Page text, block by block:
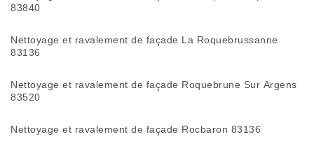
83840
Nettoyage et ravalement de façade La Roquebrussanne
83136
Nettoyage et ravalement de façade Roquebrune Sur Argens
83520
Nettoyage et ravalement de façade Rocbaron 83136